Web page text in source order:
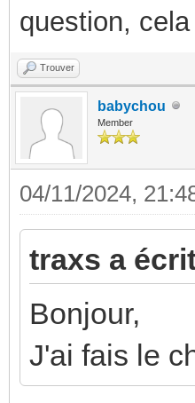
question,
Trouver
babychou
Member
04/11/2024,
traxs a
Bonjour,
J'ai fais le